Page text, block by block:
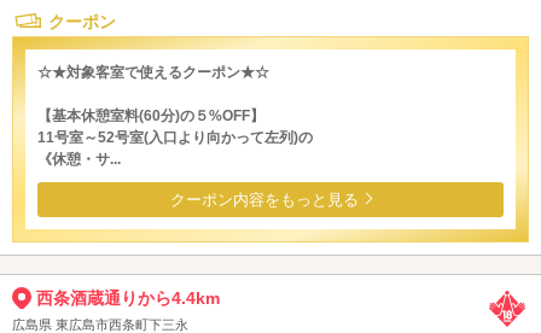
クーポン
☆★対象客室で使えるクーポン★☆
【基本休憩室料(60分)の５%OFF】
11号室～52号室(入口より向かって左列)の
《休憩・サ...
クーポン内容をもっと見る
西条酒蔵通りから4.4km
広島県 東広島市西条町下三永